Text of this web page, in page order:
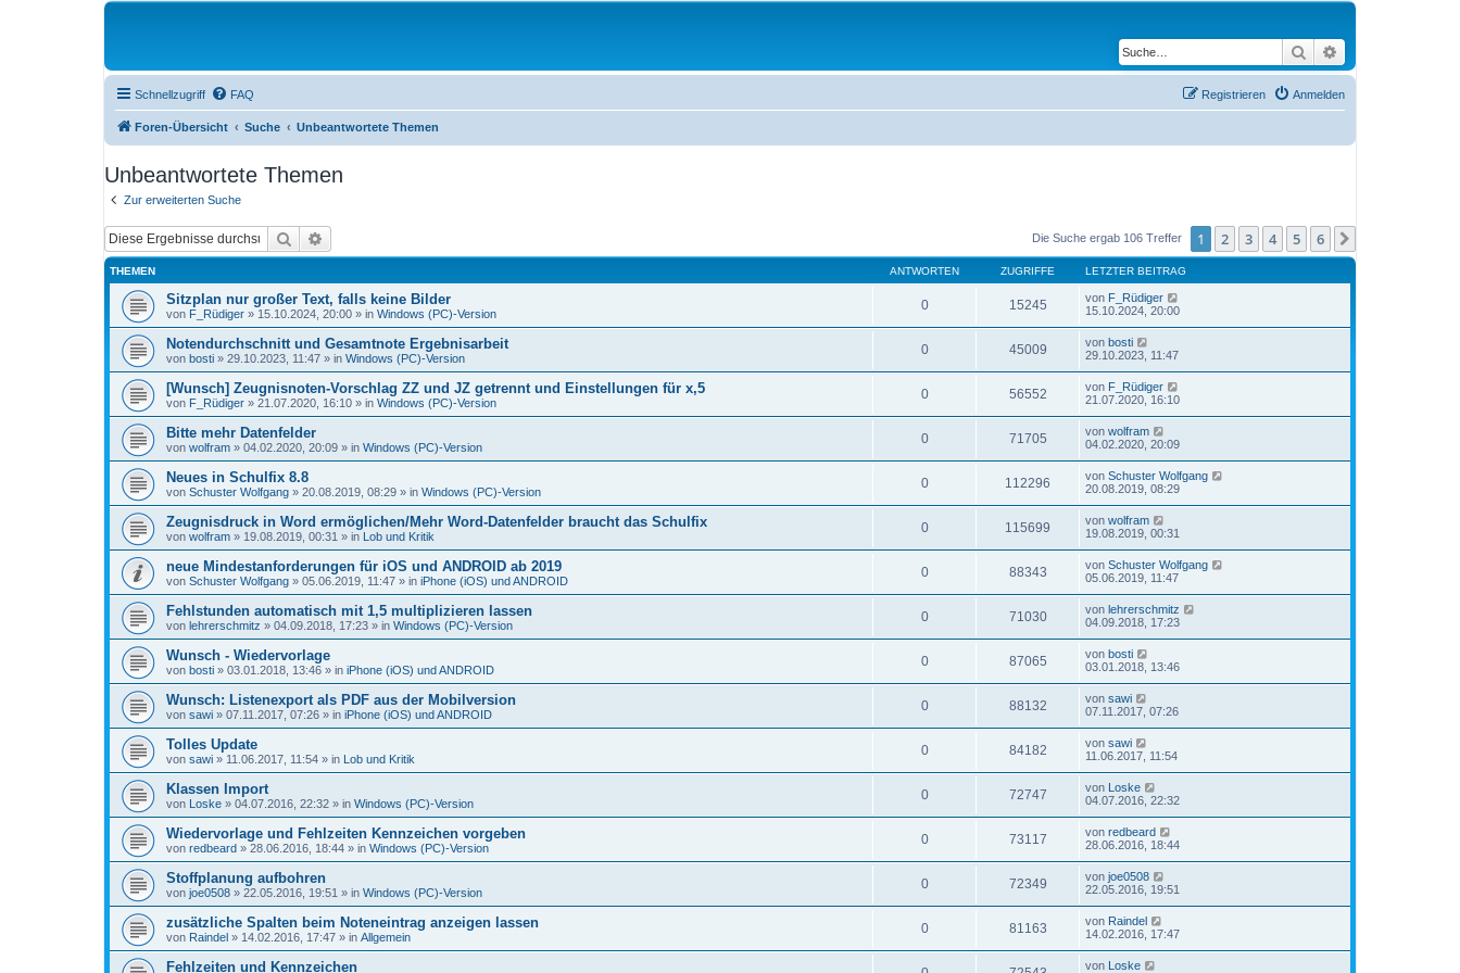
Suche
Schnellzugriff FAQ Anmelden
Registrieren
Foren-Übersicht Suche Unbeantwortete Themen
Unbeantwortete Themen
Zur erweiterten Suche
Suche Die Suche ergab 106 Treffer 1 2 3 4 5 6
THEMEN ANTWORTEN ZUGRIFFE LETZTER BEITRAG
Sitzplan nur großer Text, falls keine Bilder
von F_Rüdiger » 15.10.2024, 20:00 » in Windows (PC)-Version
0 15245 von F_Rüdiger
15.10.2024, 20:00
Notendurchschnitt und Gesamtnote Ergebnisarbeit
von bosti » 29.10.2023, 11:47 » in Windows (PC)-Version
0 45009 von bosti
29.10.2023, 11:47
[Wunsch] Zeugnisnoten-Vorschlag ZZ und JZ getrennt und Einstellungen für x,5
von F_Rüdiger » 21.07.2020, 16:10 » in Windows (PC)-Version
0 56552 von F_Rüdiger
21.07.2020, 16:10
Bitte mehr Datenfelder
von wolfram » 04.02.2020, 20:09 » in Windows (PC)-Version
0 71705 von wolfram
04.02.2020, 20:09
Neues in Schulfix 8.8
von Schuster Wolfgang » 20.08.2019, 08:29 » in Windows (PC)-Version
0 112296 von Schuster Wolfgang
20.08.2019, 08:29
Zeugnisdruck in Word ermöglichen/Mehr Word-Datenfelder braucht das Schulfix
von wolfram » 19.08.2019, 00:31 » in Lob und Kritik
0 115699 von wolfram
19.08.2019, 00:31
neue Mindestanforderungen für iOS und ANDROID ab 2019
von Schuster Wolfgang » 05.06.2019, 11:47 » in iPhone (iOS) und ANDROID
0 88343 von Schuster Wolfgang
05.06.2019, 11:47
Fehlstunden automatisch mit 1,5 multiplizieren lassen
von lehrerschmitz » 04.09.2018, 17:23 » in Windows (PC)-Version
0 71030 von lehrerschmitz
04.09.2018, 17:23
Wunsch - Wiedervorlage
von bosti » 03.01.2018, 13:46 » in iPhone (iOS) und ANDROID
0 87065 von bosti
03.01.2018, 13:46
Wunsch: Listenexport als PDF aus der Mobilversion
von sawi » 07.11.2017, 07:26 » in iPhone (iOS) und ANDROID
0 88132 von sawi
07.11.2017, 07:26
Tolles Update
von sawi » 11.06.2017, 11:54 » in Lob und Kritik
0 84182 von sawi
11.06.2017, 11:54
Klassen Import
von Loske » 04.07.2016, 22:32 » in Windows (PC)-Version
0 72747 von Loske
04.07.2016, 22:32
Wiedervorlage und Fehlzeiten Kennzeichen vorgeben
von redbeard » 28.06.2016, 18:44 » in Windows (PC)-Version
0 73117 von redbeard
28.06.2016, 18:44
Stoffplanung aufbohren
von joe0508 » 22.05.2016, 19:51 » in Windows (PC)-Version
0 72349 von joe0508
22.05.2016, 19:51
zusätzliche Spalten beim Noteneintrag anzeigen lassen
von Raindel » 14.02.2016, 17:47 » in Allgemein
0 81163 von Raindel
14.02.2016, 17:47
Fehlzeiten und Kennzeichen von Loske